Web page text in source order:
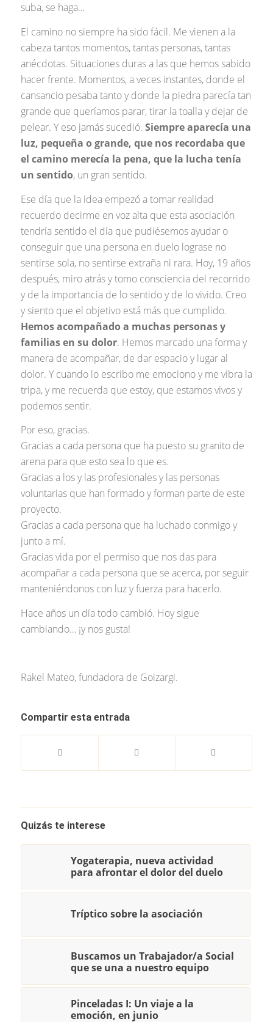
suba, se haga…
El camino no siempre ha sido fácil. Me vienen a la
cabeza tantos momentos, tantas personas, tantas
anécdotas. Situaciones duras a las que hemos sabido
hacer frente. Momentos, a veces instantes, donde el
cansancio pesaba tanto y donde la piedra parecía tan
grande que queríamos parar, tirar la toalla y dejar de
pelear. Y eso jamás sucedió. Siempre aparecía una
luz, pequeña o grande, que nos recordaba que
el camino merecía la pena, que la lucha tenía
un sentido, un gran sentido.
Ese día que la idea empezó a tomar realidad
recuerdo decirme en voz alta que esta asociación
tendría sentido el día que pudiésemos ayudar o
conseguir que una persona en duelo lograse no
sentirse sola, no sentirse extraña ni rara. Hoy, 19 años
después, miro atrás y tomo consciencia del recorrido
y de la importancia de lo sentido y de lo vivido. Creo
y siento que el objetivo está más que cumplido.
Hemos acompañado a muchas personas y
familias en su dolor. Hemos marcado una forma y
manera de acompañar, de dar espacio y lugar al
dolor. Y cuando lo escribo me emociono y me vibra la
tripa, y me recuerda que estoy, que estamos vivos y
podemos sentir.
Por eso, gracias.
Gracias a cada persona que ha puesto su granito de
arena para que esto sea lo que es.
Gracias a los y las profesionales y las personas
voluntarias que han formado y forman parte de este
proyecto.
Gracias a cada persona que ha luchado conmigo y
junto a mí.
Gracias vida por el permiso que nos das para
acompañar a cada persona que se acerca, por seguir
manteniéndonos con luz y fuerza para hacerlo.
Hace años un día todo cambió. Hoy sigue
cambiando… ¡y nos gusta!
Rakel Mateo, fundadora de Goizargi.
Compartir esta entrada
Quizás te interese
Yogaterapia, nueva actividad
para afrontar el dolor del duelo
Tríptico sobre la asociación
Buscamos un Trabajador/a Social
que se una a nuestro equipo
Pinceladas I: Un viaje a la
emoción, en junio